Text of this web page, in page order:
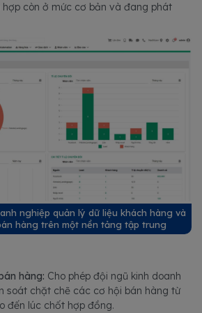
hợp còn ở mức cơ bản và đang phát
nghiệp quản lý dữ liệu khách hàng và
hàng trên một nền tảng tập trung
hàng: Cho phép đội ngũ kinh doanh
soát chặt chẽ các cơ hội bán hàng từ
đến lúc chốt hợp đồng.